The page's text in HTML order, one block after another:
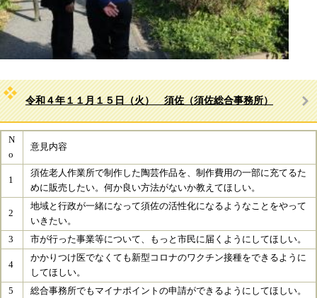
令和４年１１月１５日（火） 須佐（須佐総合事務所）
N
o
意見内容
1
須佐老人作業所で制作した陶芸作品を、制作費用の一部に充てるた
めに販売したい。何か良い方法がないか教えてほしい。
2
地域と行政が一緒になって須佐の活性化になるようなことをやって
いきたい。
3
市が行った事業等について、もっと市民に届くようにしてほしい。
4
かかりつけ医でなくても新型コロナのワクチン接種をできるように
してほしい。
5
総合事務所でもマイナポイントの申請ができるようにしてほしい。